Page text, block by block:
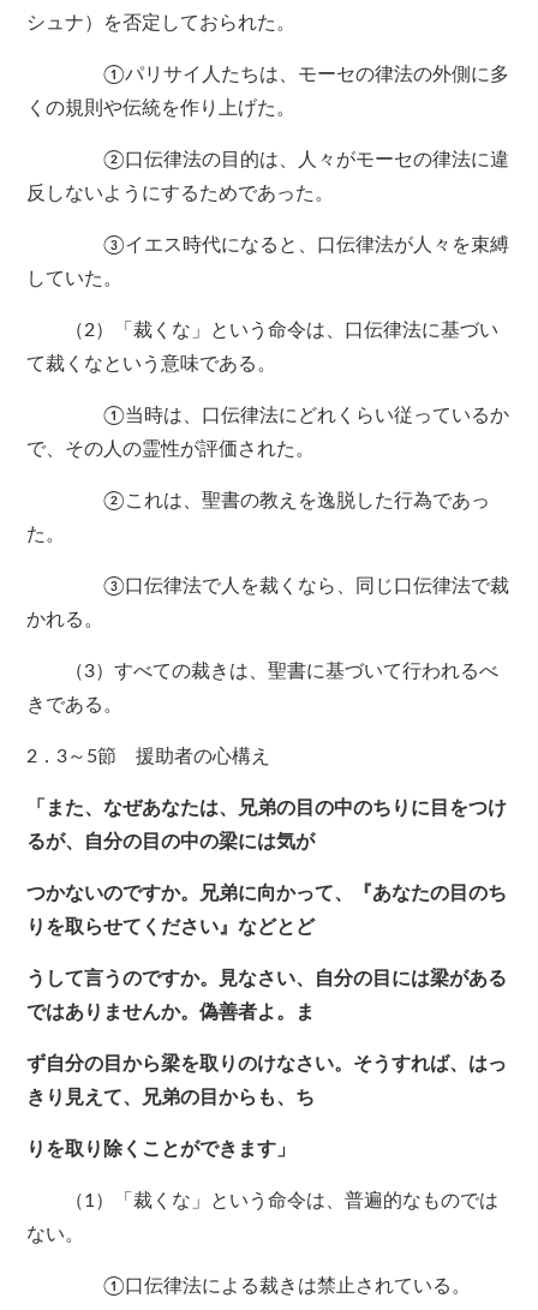
シュナ）を否定しておられた。
①パリサイ人たちは、モーセの律法の外側に多
くの規則や伝統を作り上げた。
②口伝律法の目的は、人々がモーセの律法に違
反しないようにするためであった。
③イエス時代になると、口伝律法が人々を束縛
していた。
（2）「裁くな」という命令は、口伝律法に基づい
て裁くなという意味である。
①当時は、口伝律法にどれくらい従っているか
で、その人の霊性が評価された。
②これは、聖書の教えを逸脱した行為であっ
た。
③口伝律法で人を裁くなら、同じ口伝律法で裁
かれる。
（3）すべての裁きは、聖書に基づいて行われるべ
きである。
2．3～5節 援助者の心構え
「また、なぜあなたは、兄弟の目の中のちりに目をつけ
るが、自分の目の中の梁には気が
つかないのですか。兄弟に向かって、『あなたの目のち
りを取らせてください』などとど
うして言うのですか。見なさい、自分の目には梁がある
ではありませんか。偽善者よ。ま
ず自分の目から梁を取りのけなさい。そうすれば、はっ
きり見えて、兄弟の目からも、ち
りを取り除くことができます」
（1）「裁くな」という命令は、普遍的なものでは
ない。
①口伝律法による裁きは禁止されている。